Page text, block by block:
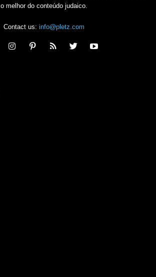
o melhor do conteúdo judaico.
Contact us: info@pletz.com